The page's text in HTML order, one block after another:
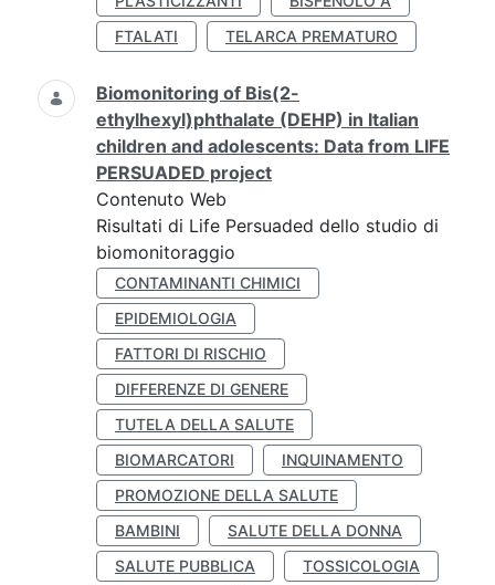
FTALATI
TELARCA PREMATURO
Biomonitoring of Bis(2-
ethylhexyl)phthalate (DEHP) in Italian
children and adolescents: Data from LIFE
PERSUADED project
Contenuto Web
Risultati di Life Persuaded dello studio di
biomonitoraggio
CONTAMINANTI CHIMICI
EPIDEMIOLOGIA
FATTORI DI RISCHIO
DIFFERENZE DI GENERE
TUTELA DELLA SALUTE
BIOMARCATORI
INQUINAMENTO
PROMOZIONE DELLA SALUTE
BAMBINI
SALUTE DELLA DONNA
SALUTE PUBBLICA
TOSSICOLOGIA